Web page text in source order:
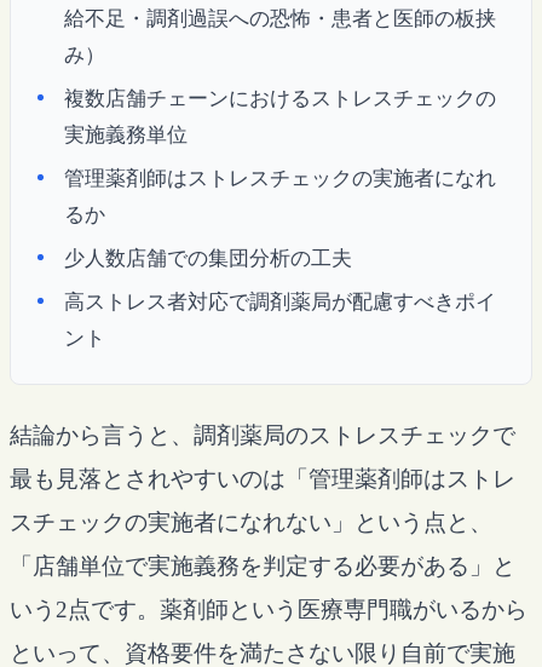
給不足・調剤過誤への恐怖・患者と医師の板挟
み）
複数店舗チェーンにおけるストレスチェックの
実施義務単位
管理薬剤師はストレスチェックの実施者になれ
るか
少人数店舗での集団分析の工夫
高ストレス者対応で調剤薬局が配慮すべきポイ
ント
結論から言うと、調剤薬局のストレスチェックで
最も見落とされやすいのは「管理薬剤師はストレ
スチェックの実施者になれない」という点と、
「店舗単位で実施義務を判定する必要がある」と
いう2点です。薬剤師という医療専門職がいるから
といって、資格要件を満たさない限り自前で実施